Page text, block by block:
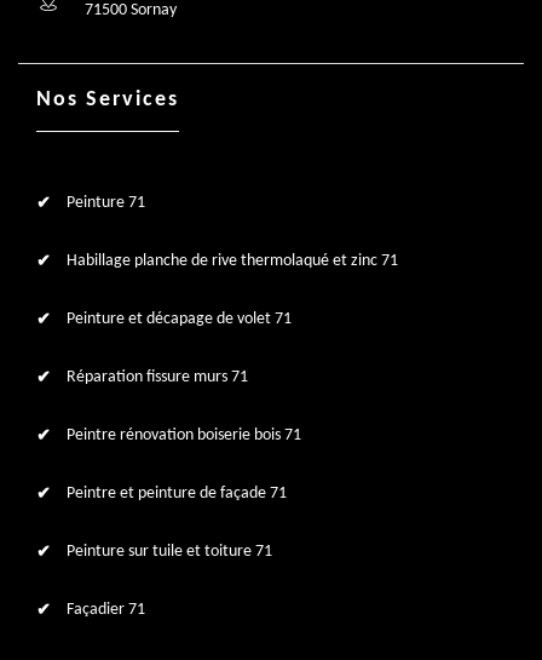
71500 Sornay
Nos Services
Peinture 71
Habillage planche de rive thermolaqué et zinc 71
Peinture et décapage de volet 71
Réparation fissure murs 71
Peintre rénovation boiserie bois 71
Peintre et peinture de façade 71
Peinture sur tuile et toiture 71
Façadier 71